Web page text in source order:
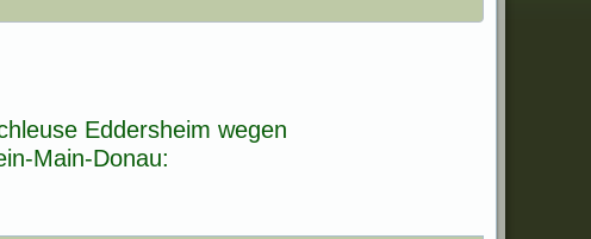
Eddersheim wegen
Main-Donau: